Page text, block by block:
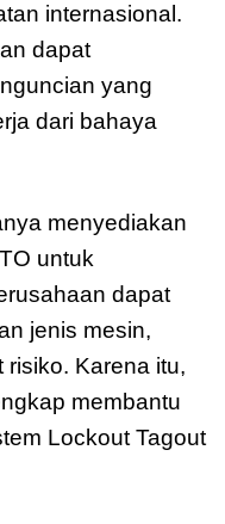
internasional.
dapat
yang
dari bahaya
menyediakan
untuk
dapat
jenis mesin,
risiko. Karena itu,
membantu
Lockout Tagout